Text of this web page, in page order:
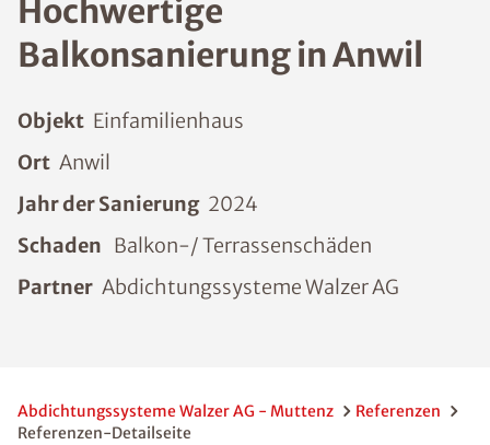
Hochwertige
Balkonsanierung in Anwil
Objekt Einfamilienhaus
Ort Anwil
Jahr der Sanierung 2024
Schaden Balkon-/ Terrassenschäden
Partner Abdichtungssysteme Walzer AG
Abdichtungssysteme Walzer AG - Muttenz
Referenzen
Referenzen-Detailseite